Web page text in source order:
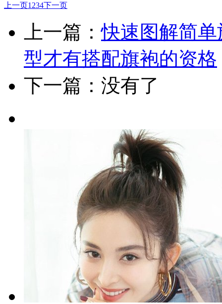
上一页1 234下一页
上一篇：快速图解简
型才有搭配旗袍的资格
下一篇：没有了